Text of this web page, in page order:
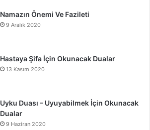
Namazın Önemi Ve Fazileti
9 Aralık 2020
Hastaya Şifa İçin Okunacak Dualar
13 Kasım 2020
Uyku Duası – Uyuyabilmek İçin Okunacak
Dualar
9 Haziran 2020